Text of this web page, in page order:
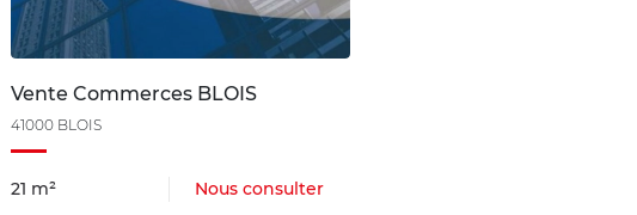
Vente Commerces BLOIS
41000 BLOIS
21 m² Nous consulter